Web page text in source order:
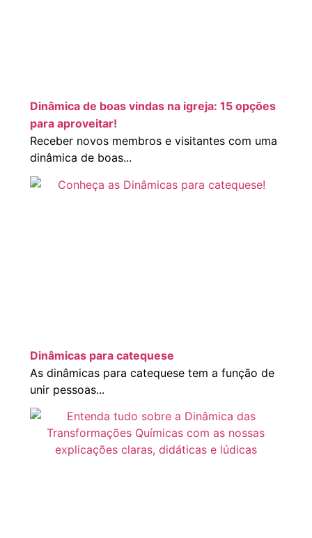
Dinâmica de boas vindas na igreja: 15 opções
para aproveitar!
Receber novos membros e visitantes com uma
dinâmica de boas...
Dinâmicas para catequese
As dinâmicas para catequese tem a função de
unir pessoas...